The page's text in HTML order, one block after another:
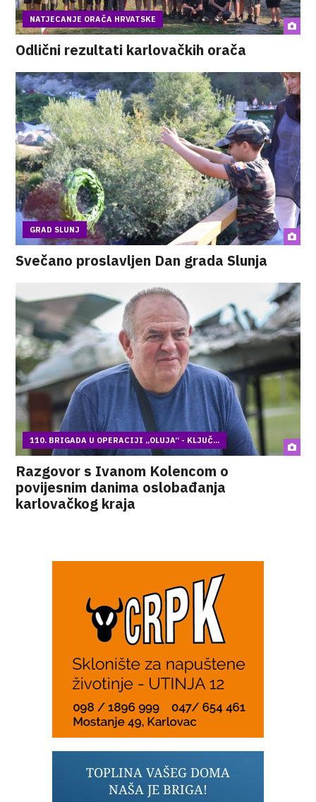
NATJECANJE ORAČA HRVATSKE
Odlični rezultati karlovačkih orača
GRAD SLUNJ
Svečano proslavljen Dan grada Slunja
110. BRIGADA U OPERACIJI „OLUJA“ - KLJUČ...
Razgovor s Ivanom Kolencom o
povijesnim danima oslobađanja
karlovačkog kraja